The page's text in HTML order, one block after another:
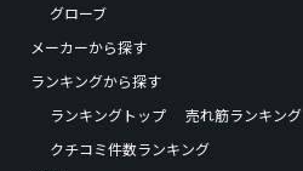
グローブ
メーカーから探す
ランキングから探す
ランキングトップ
売れ筋ランキング
クチコミ件数ランキング